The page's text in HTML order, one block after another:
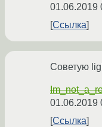
01.06.2019
Ссылка
Советую
01.06.2019
Ссылка